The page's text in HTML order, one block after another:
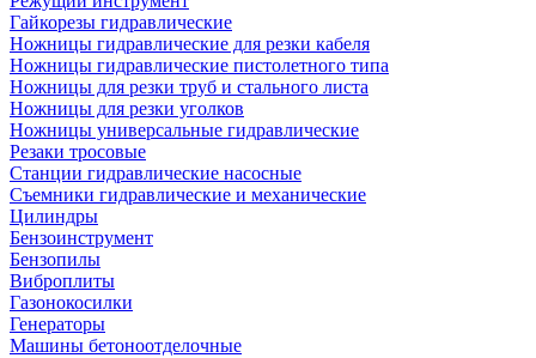
Гайкорезы гидравлические
Ножницы гидравлические для резки кабеля
Ножницы гидравлические пистолетного типа
Ножницы для резки труб и стального листа
Ножницы для резки уголков
Ножницы универсальные гидравлические
Резаки тросовые
Станции гидравлические насосные
Съемники гидравлические и механические
Цилиндры
Бензоинструмент
Бензопилы
Виброплиты
Газонокосилки
Генераторы
Машины бетоноотделочные